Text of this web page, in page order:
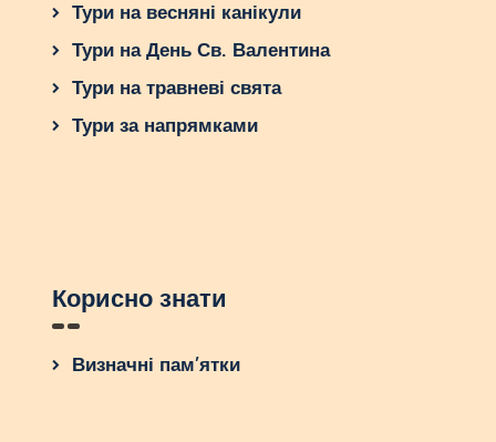
Тури на весняні канікули
Тури на День Св. Валентина
Тури на травневі свята
Тури за напрямками
Корисно знати
Визначні пам’ятки